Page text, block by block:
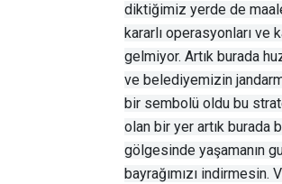
diktiğimiz yerde de
kararlı operasyonları ve
gelmiyor. Artık burada
ve belediyemizin
bir sembolü oldu bu
olan bir yer artık burada
gölgesinde yaşamanın
bayrağımızı